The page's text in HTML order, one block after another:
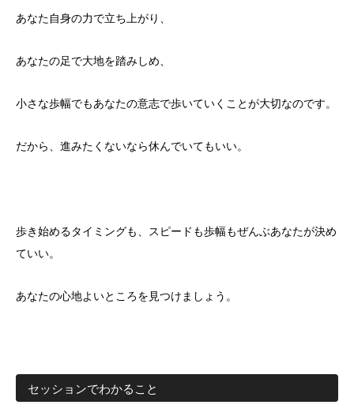
あなた自身の力で立ち上がり、
あなたの足で大地を踏みしめ、
小さな歩幅でもあなたの意志で歩いていくことが大切なのです。
だから、進みたくないなら休んでいてもいい。
歩き始めるタイミングも、スピードも歩幅もぜんぶあなたが決め
ていい。
あなたの心地よいところを見つけましょう。
セッションでわかること